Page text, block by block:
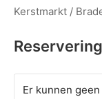
Kerstmarkt /
Er kunnen